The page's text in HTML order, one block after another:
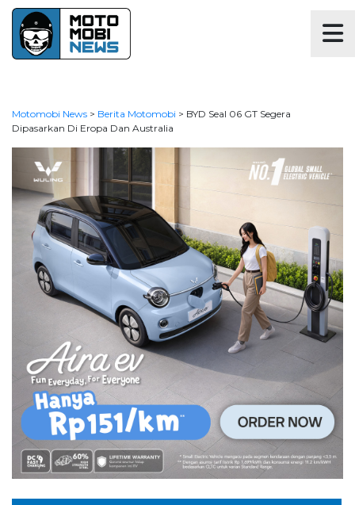
Motomobi News > Berita Motomobi > BYD Seal 06 GT Segera
Dipasarkan Di Eropa Dan Australia